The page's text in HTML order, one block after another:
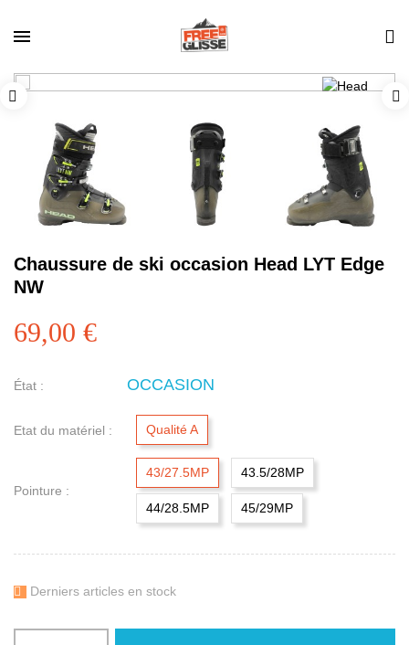
Chaussure de ski occasion Head LYT Edge
NW
69,00 €
État : OCCASION
Etat du matériel : Qualité A
Pointure :
43/27.5MP 43.5/28MP
44/28.5MP 45/29MP
 Derniers articles en stock